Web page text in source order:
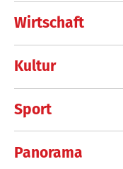
Wirtschaft
Kultur
Sport
Panorama